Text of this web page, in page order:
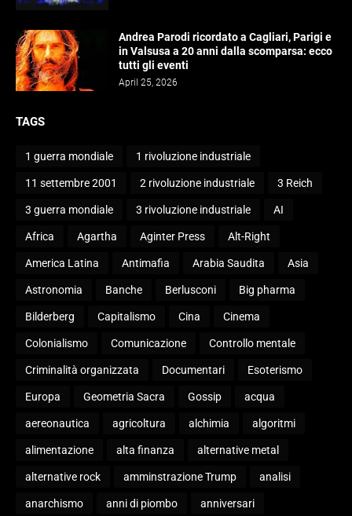
Andrea Parodi ricordato a Cagliari, Parigi e
in Valsusa a 20 anni dalla scomparsa: ecco
tutti gli eventi
April 25, 2026
TAGS
1 guerra mondiale 1 rivoluzione industriale
11 settembre 2001 2 rivoluzione industriale 3 Reich
3 guerra mondiale 3 rivoluzione industriale AI
Africa Agartha Aginter Press Alt-Right
America Latina Antimafia Arabia Saudita Asia
Astronomia Banche Berlusconi Big pharma
Bilderberg Capitalismo Cina Cinema
Colonialismo Comunicazione Controllo mentale
Criminalità organizzata Documentari Esoterismo
Europa Geometria Sacra Gossip acqua
aereonautica agricoltura alchimia algoritmi
alimentazione alta finanza alternative metal
alternative rock amminstrazione Trump analisi
anarchismo anni di piombo anniversari